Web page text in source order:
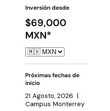
Inversión desde
$69,000
MXN*
Próximas fechas de
inicio
21 Agosto, 2026 |
Campus Monterrey